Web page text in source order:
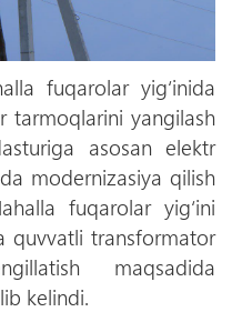
fuqarolar yig‘inida
tarmoqlarini yangilash
asosan elektr
modernizasiya qilish
fuqarolar yig‘ini
quvvatli transformator
maqsadida
kelindi.